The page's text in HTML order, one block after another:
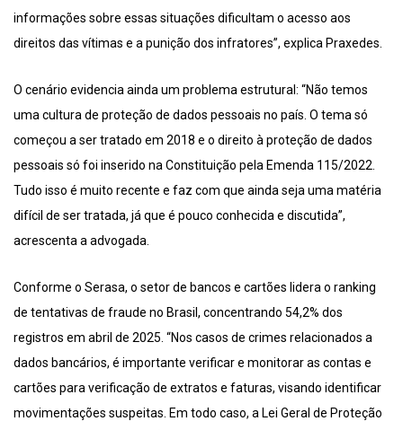
informações sobre essas situações dificultam o acesso aos
direitos das vítimas e a punição dos infratores”, explica Praxedes.
O cenário evidencia ainda um problema estrutural: “Não temos
uma cultura de proteção de dados pessoais no país. O tema só
começou a ser tratado em 2018 e o direito à proteção de dados
pessoais só foi inserido na Constituição pela Emenda 115/2022.
Tudo isso é muito recente e faz com que ainda seja uma matéria
difícil de ser tratada, já que é pouco conhecida e discutida”,
acrescenta a advogada.
Conforme o Serasa, o setor de bancos e cartões lidera o ranking
de tentativas de fraude no Brasil, concentrando 54,2% dos
registros em abril de 2025. “Nos casos de crimes relacionados a
dados bancários, é importante verificar e monitorar as contas e
cartões para verificação de extratos e faturas, visando identificar
movimentações suspeitas. Em todo caso, a Lei Geral de Proteção